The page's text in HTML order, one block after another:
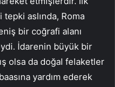
aslında, Roma
bir coğrafi alanı
İdarenin büyük bir
olsa da doğal felaketler
yardım ederek